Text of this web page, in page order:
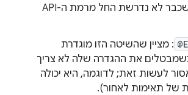
פלטפורמה, שכבר לא נדרשת החל מרמת ה-API
: מציין שהשיטה הזו מוגדרת
כשמבטלים את ההגדרה שלה לא צריך
לעשות זאת; לדוגמה, היא יכולה
של תאימות לאחור).